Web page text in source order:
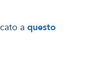
a questo